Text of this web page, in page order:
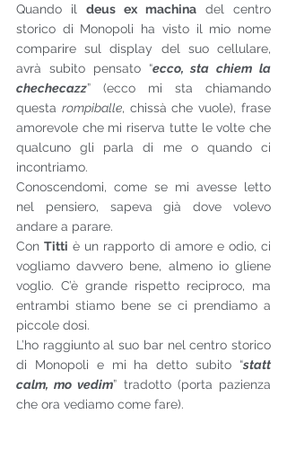
Quando il deus ex machina del centro
storico di Monopoli ha visto il mio nome
comparire sul display del suo cellulare,
avrà subito pensato “ecco, sta chiem la
chechecazz” (ecco mi sta chiamando
questa rompiballe, chissà che vuole), frase
amorevole che mi riserva tutte le volte che
qualcuno gli parla di me o quando ci
incontriamo.
Conoscendomi, come se mi avesse letto
nel pensiero, sapeva già dove volevo
andare a parare.
Con Titti è un rapporto di amore e odio, ci
vogliamo davvero bene, almeno io gliene
voglio. C’è grande rispetto reciproco, ma
entrambi stiamo bene se ci prendiamo a
piccole dosi.
L’ho raggiunto al suo bar nel centro storico
di Monopoli e mi ha detto subito “statt
calm, mo vedim” tradotto (porta pazienza
che ora vediamo come fare).